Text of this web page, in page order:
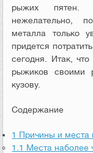
рыжих пятен.
нежелательно,
металла только
придется
сегодня. Итак,
рыжиков своими
кузову.
Содержание
1 Причины и места
1.1 Места наболее